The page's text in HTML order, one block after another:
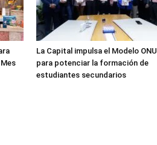
La Capital impulsa el Modelo ONU
para potenciar la formación de
estudiantes secundarios